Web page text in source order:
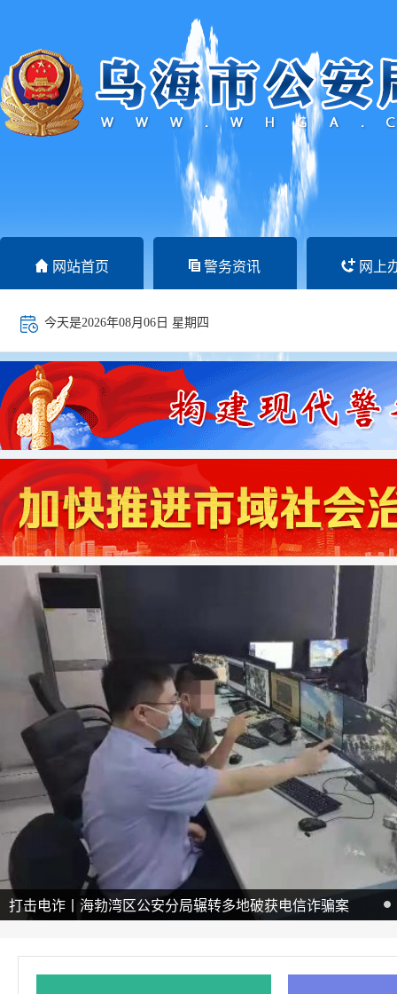
网站首页 警务资讯 网上
今天是2026年08月06日 星期四
打击电诈丨海勃湾区公安分局辗转多地破获电信诈骗案